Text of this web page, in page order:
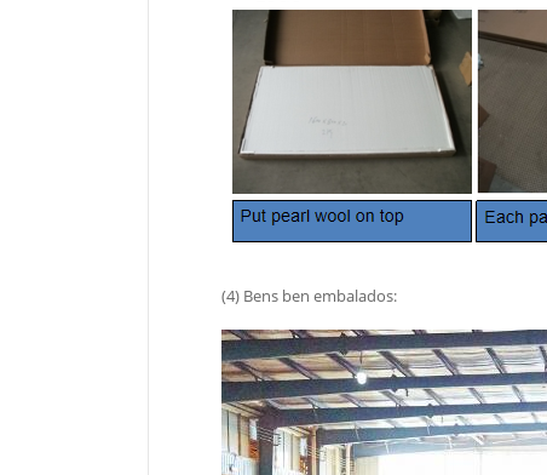
(4) Bens ben embalados: